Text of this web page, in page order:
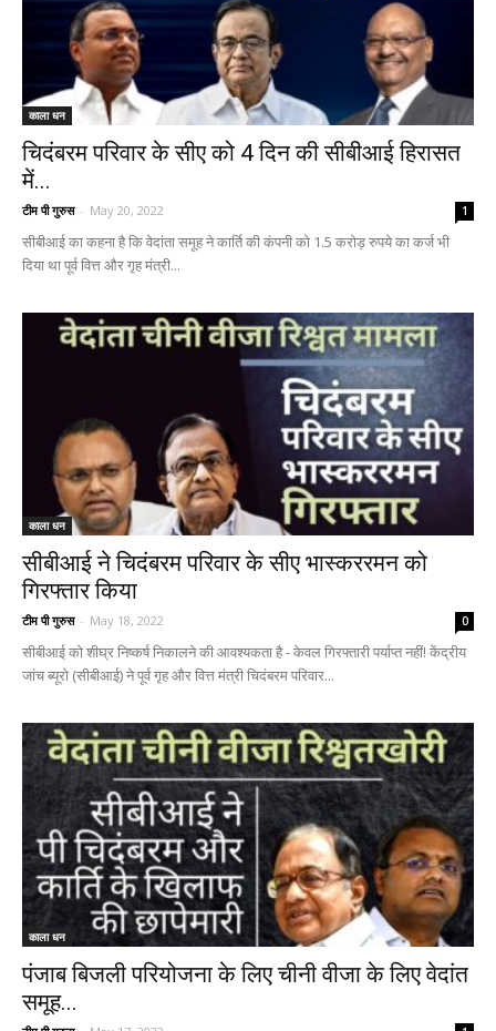
काला धन
चिदंबरम परिवार के सीए को 4 दिन की सीबीआई हिरासत
में...
टीम पी गुरुस - May 20, 2022 1
सीबीआई का कहना है कि वेदांता समूह ने कार्ति की कंपनी को 1.5 करोड़ रुपये का कर्ज भी
दिया था पूर्व वित्त और गृह मंत्री...
काला धन
सीबीआई ने चिदंबरम परिवार के सीए भास्कररमन को
गिरफ्तार किया
टीम पी गुरुस - May 18, 2022 0
सीबीआई को शीघ्र निष्कर्ष निकालने की आवश्यकता है - केवल गिरफ्तारी पर्याप्त नहीं! केंद्रीय
जांच ब्यूरो (सीबीआई) ने पूर्व गृह और वित्त मंत्री चिदंबरम परिवार...
काला धन
पंजाब बिजली परियोजना के लिए चीनी वीजा के लिए वेदांत
समूह...